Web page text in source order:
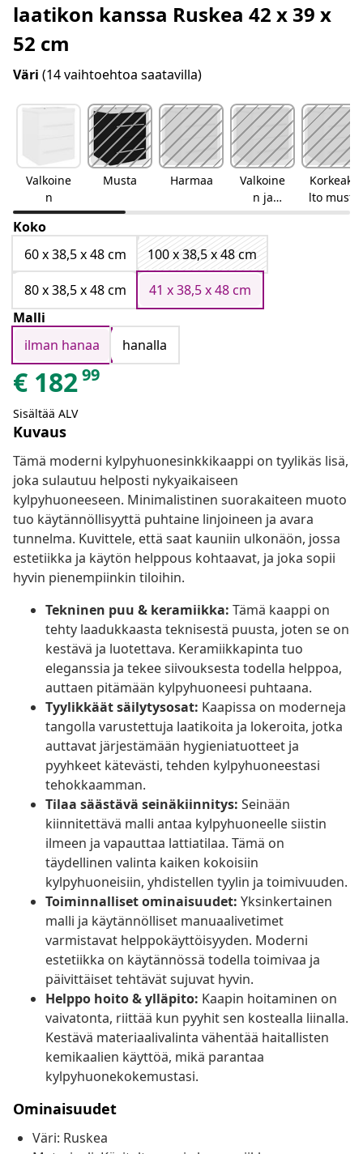
laatikon kanssa Ruskea 42 x 39 x
52 cm
Väri (14 vaihtoehtoa saatavilla)
Valkoine
n
Musta Harmaa
Valkoine
n ja
Sonoma-
tammi
Korkeakii
lto musta
Koko
60 x 38,5 x 48 cm
100 x 38,5 x 48 cm
80 x 38,5 x 48 cm
41 x 38,5 x 48 cm
Malli
ilman hanaa
hanalla
€ 18299
Sisältää ALV
Kuvaus
Tämä moderni kylpyhuonesinkkikaappi on tyylikäs lisä,
joka sulautuu helposti nykyaikaiseen
kylpyhuoneeseen. Minimalistinen suorakaiteen muoto
tuo käytännöllisyyttä puhtaine linjoineen ja avara
tunnelma. Kuvittele, että saat kauniin ulkonäön, jossa
estetiikka ja käytön helppous kohtaavat, ja joka sopii
hyvin pienempiinkin tiloihin.
Tekninen puu & keramiikka: Tämä kaappi on
tehty laadukkaasta teknisestä puusta, joten se on
kestävä ja luotettava. Keramiikkapinta tuo
eleganssia ja tekee siivouksesta todella helppoa,
auttaen pitämään kylpyhuoneesi puhtaana.
Tyylikkäät säilytysosat: Kaapissa on moderneja
tangolla varustettuja laatikoita ja lokeroita, jotka
auttavat järjestämään hygieniatuotteet ja
pyyhkeet kätevästi, tehden kylpyhuoneestasi
tehokkaamman.
Tilaa säästävä seinäkiinnitys: Seinään
kiinnitettävä malli antaa kylpyhuoneelle siistin
ilmeen ja vapauttaa lattiatilaa. Tämä on
täydellinen valinta kaiken kokoisiin
kylpyhuoneisiin, yhdistellen tyylin ja toimivuuden.
Toiminnalliset ominaisuudet: Yksinkertainen
malli ja käytännölliset manuaalivetimet
varmistavat helppokäyttöisyyden. Moderni
estetiikka on käytännössä todella toimivaa ja
päivittäiset tehtävät sujuvat hyvin.
Helppo hoito & ylläpito: Kaapin hoitaminen on
vaivatonta, riittää kun pyyhit sen kostealla liinalla.
Kestävä materiaalivalinta vähentää haitallisten
kemikaalien käyttöä, mikä parantaa
kylpyhuonekokemustasi.
Ominaisuudet
Väri: Ruskea